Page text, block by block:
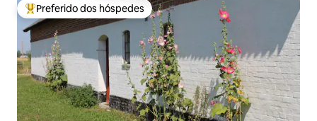
Entre os melhores preferidos dos hóspedes
Preferido dos hóspedes